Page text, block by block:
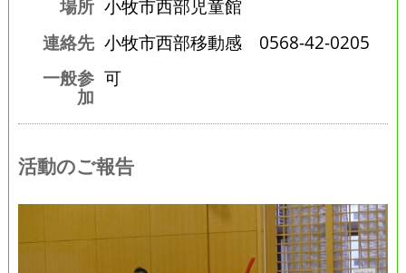
場所 小牧市西部児童館
連絡先 小牧市西部移動感 0568-42-0205
一般参
加
可
活動のご報告